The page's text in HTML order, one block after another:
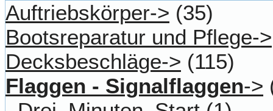
Auftriebskörper-> (35)
Bootsreparatur und Pflege->
Decksbeschläge-> (115)
Flaggen - Signalflaggen->